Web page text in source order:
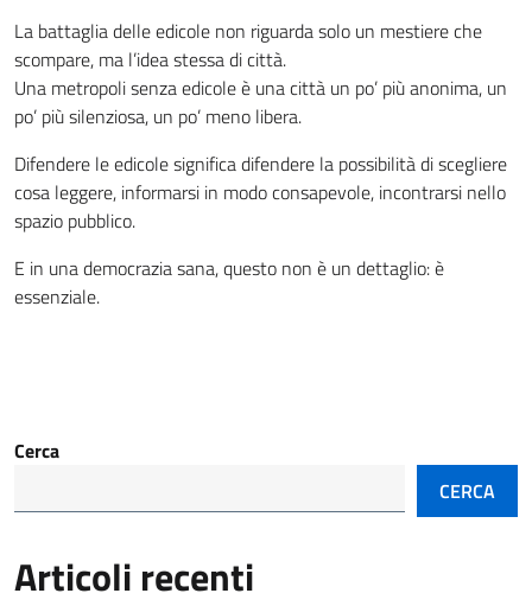
La battaglia delle edicole non riguarda solo un mestiere che
scompare, ma l’idea stessa di città.
Una metropoli senza edicole è una città un po’ più anonima, un
po’ più silenziosa, un po’ meno libera.
Difendere le edicole significa difendere la possibilità di scegliere
cosa leggere, informarsi in modo consapevole, incontrarsi nello
spazio pubblico.
E in una democrazia sana, questo non è un dettaglio: è
essenziale.
Cerca
CERCA
Articoli recenti